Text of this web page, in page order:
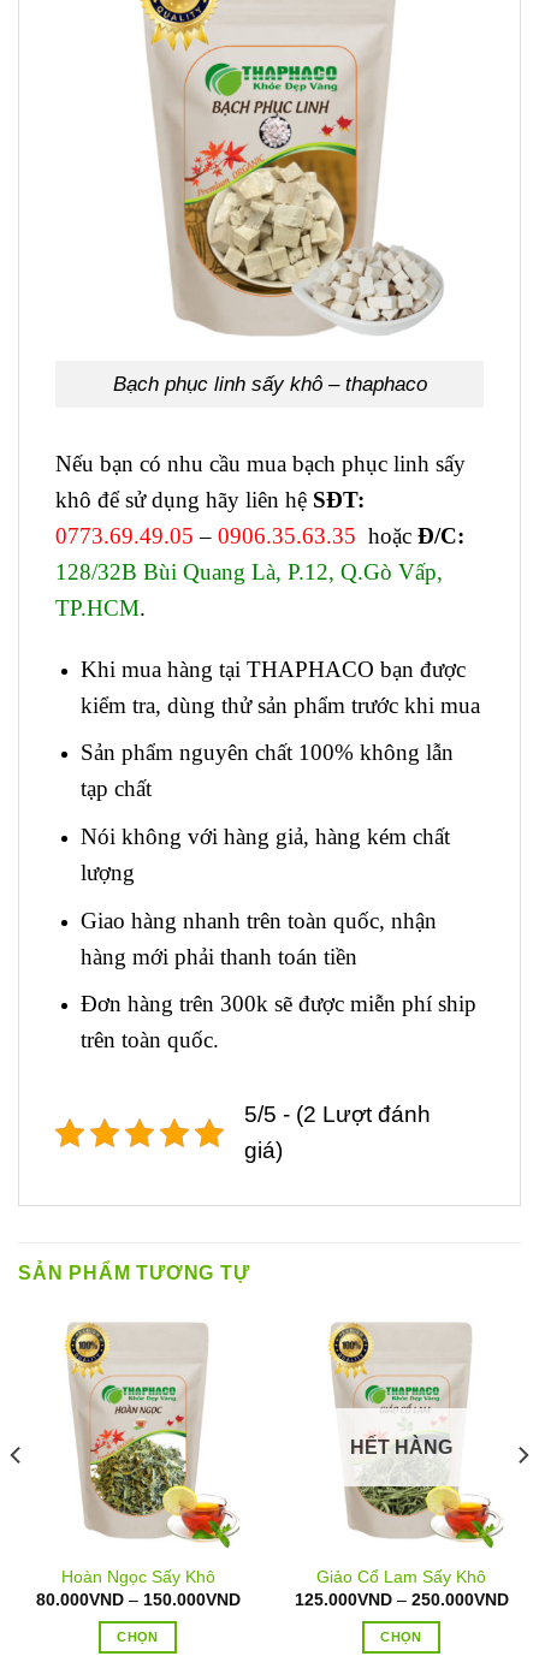
Bạch phục linh sấy khô – thaphaco
Nếu bạn có nhu cầu mua bạch phục linh sấy
khô để sử dụng hãy liên hệ SĐT:
0773.69.49.05 – 0906.35.63.35 hoặc Đ/C:
128/32B Bùi Quang Là, P.12, Q.Gò Vấp,
TP.HCM.
Khi mua hàng tại THAPHACO bạn được
kiểm tra, dùng thử sản phẩm trước khi mua
Sản phẩm nguyên chất 100% không lẫn
tạp chất
Nói không với hàng giả, hàng kém chất
lượng
Giao hàng nhanh trên toàn quốc, nhận
hàng mới phải thanh toán tiền
Đơn hàng trên 300k sẽ được miễn phí ship
trên toàn quốc.
5/5 - (2 Lượt đánh
giá)
SẢN PHẨM TƯƠNG TỰ
Hoàn Ngọc Sấy Khô
80.000VND – 150.000VNDKhoảng
CHỌN
HẾT HÀNG
Giảo Cổ Lam Sấy Khô
125.000VND – 250.000VND
CHỌN